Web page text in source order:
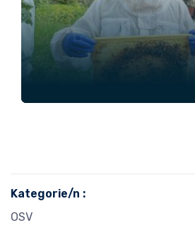
Kategorie/n :
OSV